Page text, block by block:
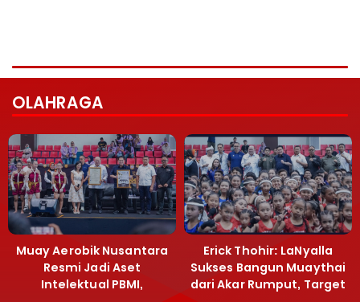
OLAHRAGA
Muay Aerobik Nusantara
Resmi Jadi Aset
Intelektual PBMI,
Erick Thohir: LaNyalla
Sukses Bangun Muaythai
dari Akar Rumput, Target